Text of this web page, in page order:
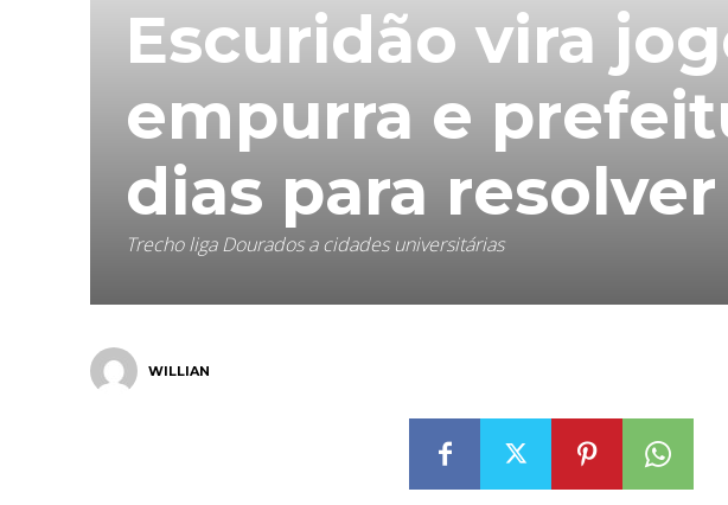
Escuridão vira
empurra e
dias para resolver
Trecho liga Dourados a cidades universitárias
WILLIAN